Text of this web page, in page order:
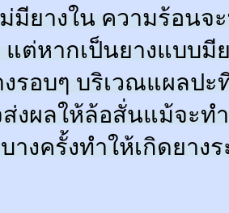
มียางใน ความร้อนจ
แต่หากเป็นยางแบบมี
งรอบๆ บริเวณแผลป
งผลให้ล้อสั่นแม้จะท
างครั้งทำให้เกิดยา